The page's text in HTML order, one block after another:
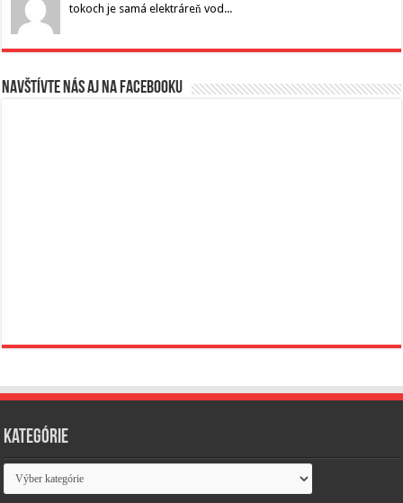
tokoch je samá elektráreň vod...
Navštívte nás aj na Facebooku
Kategórie
Kategórie